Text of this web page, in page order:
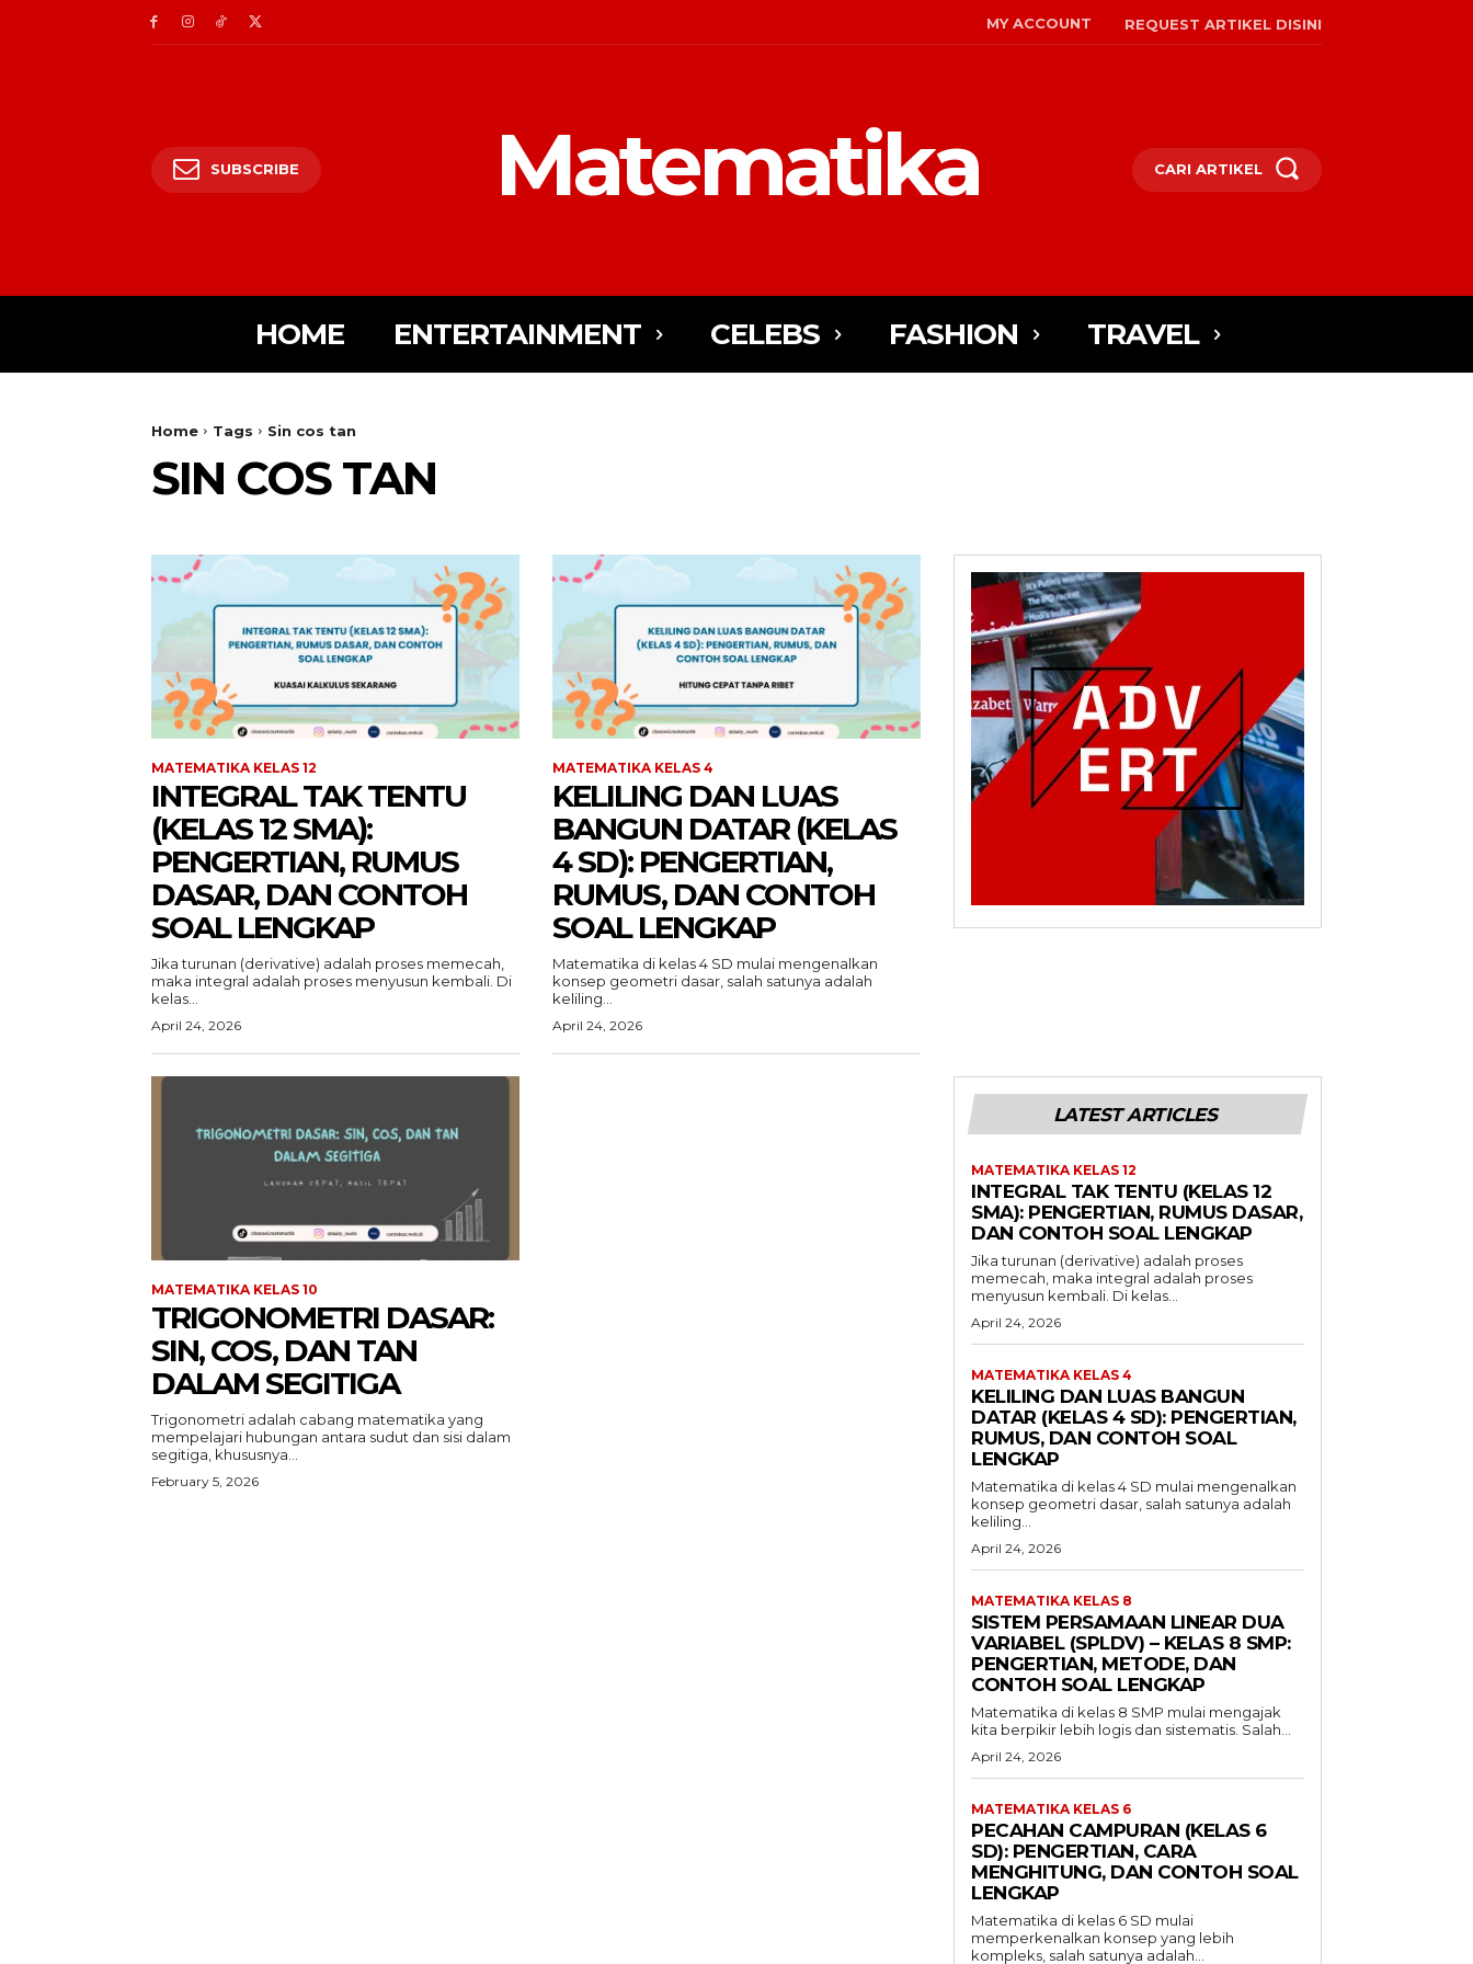
MY ACCOUNT REQUEST ARTIKEL DISINI
SUBSCRIBE Matematika CARI ARTIKEL
HOME ENTERTAINMENT CELEBS FASHION TRAVEL
Home Tags Sin cos tan
SIN COS TAN
MATEMATIKA KELAS 12
INTEGRAL TAK TENTU
(KELAS 12 SMA):
PENGERTIAN, RUMUS
DASAR, DAN CONTOH
SOAL LENGKAP
Jika turunan (derivative) adalah proses memecah,
maka integral adalah proses menyusun kembali. Di
kelas...
April 24, 2026
MATEMATIKA KELAS 4
KELILING DAN LUAS
BANGUN DATAR (KELAS
4 SD): PENGERTIAN,
RUMUS, DAN CONTOH
SOAL LENGKAP
Matematika di kelas 4 SD mulai mengenalkan
konsep geometri dasar, salah satunya adalah
keliling...
April 24, 2026
MATEMATIKA KELAS 10
TRIGONOMETRI DASAR:
SIN, COS, DAN TAN
DALAM SEGITIGA
Trigonometri adalah cabang matematika yang
mempelajari hubungan antara sudut dan sisi dalam
segitiga, khususnya...
February 5, 2026
LATEST ARTICLES
MATEMATIKA KELAS 12
INTEGRAL TAK TENTU (KELAS 12
SMA): PENGERTIAN, RUMUS DASAR,
DAN CONTOH SOAL LENGKAP
Jika turunan (derivative) adalah proses
memecah, maka integral adalah proses
menyusun kembali. Di kelas...
April 24, 2026
MATEMATIKA KELAS 4
KELILING DAN LUAS BANGUN
DATAR (KELAS 4 SD): PENGERTIAN,
RUMUS, DAN CONTOH SOAL
LENGKAP
Matematika di kelas 4 SD mulai mengenalkan
konsep geometri dasar, salah satunya adalah
keliling...
April 24, 2026
MATEMATIKA KELAS 8
SISTEM PERSAMAAN LINEAR DUA
VARIABEL (SPLDV) – KELAS 8 SMP:
PENGERTIAN, METODE, DAN
CONTOH SOAL LENGKAP
Matematika di kelas 8 SMP mulai mengajak
kita berpikir lebih logis dan sistematis. Salah...
April 24, 2026
MATEMATIKA KELAS 6
PECAHAN CAMPURAN (KELAS 6
SD): PENGERTIAN, CARA
MENGHITUNG, DAN CONTOH SOAL
LENGKAP
Matematika di kelas 6 SD mulai
memperkenalkan konsep yang lebih
kompleks, salah satunya adalah...